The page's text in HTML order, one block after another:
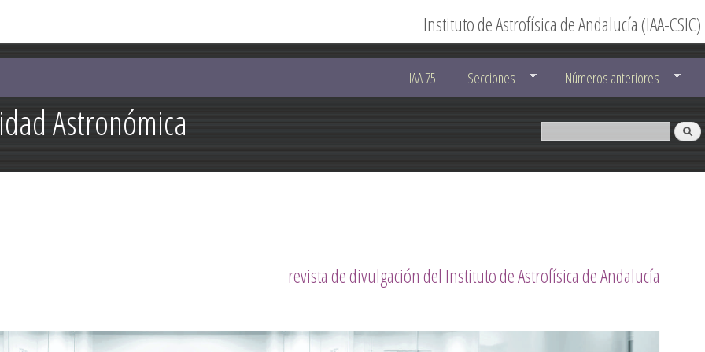
contenido
principal
Astronómica
Instituto de Astrofísica de Andalucía (IAA-CSIC)
IAA 75 Secciones Números anteriores
revista de divulgación del Instituto de Astrofísica de Andalucía